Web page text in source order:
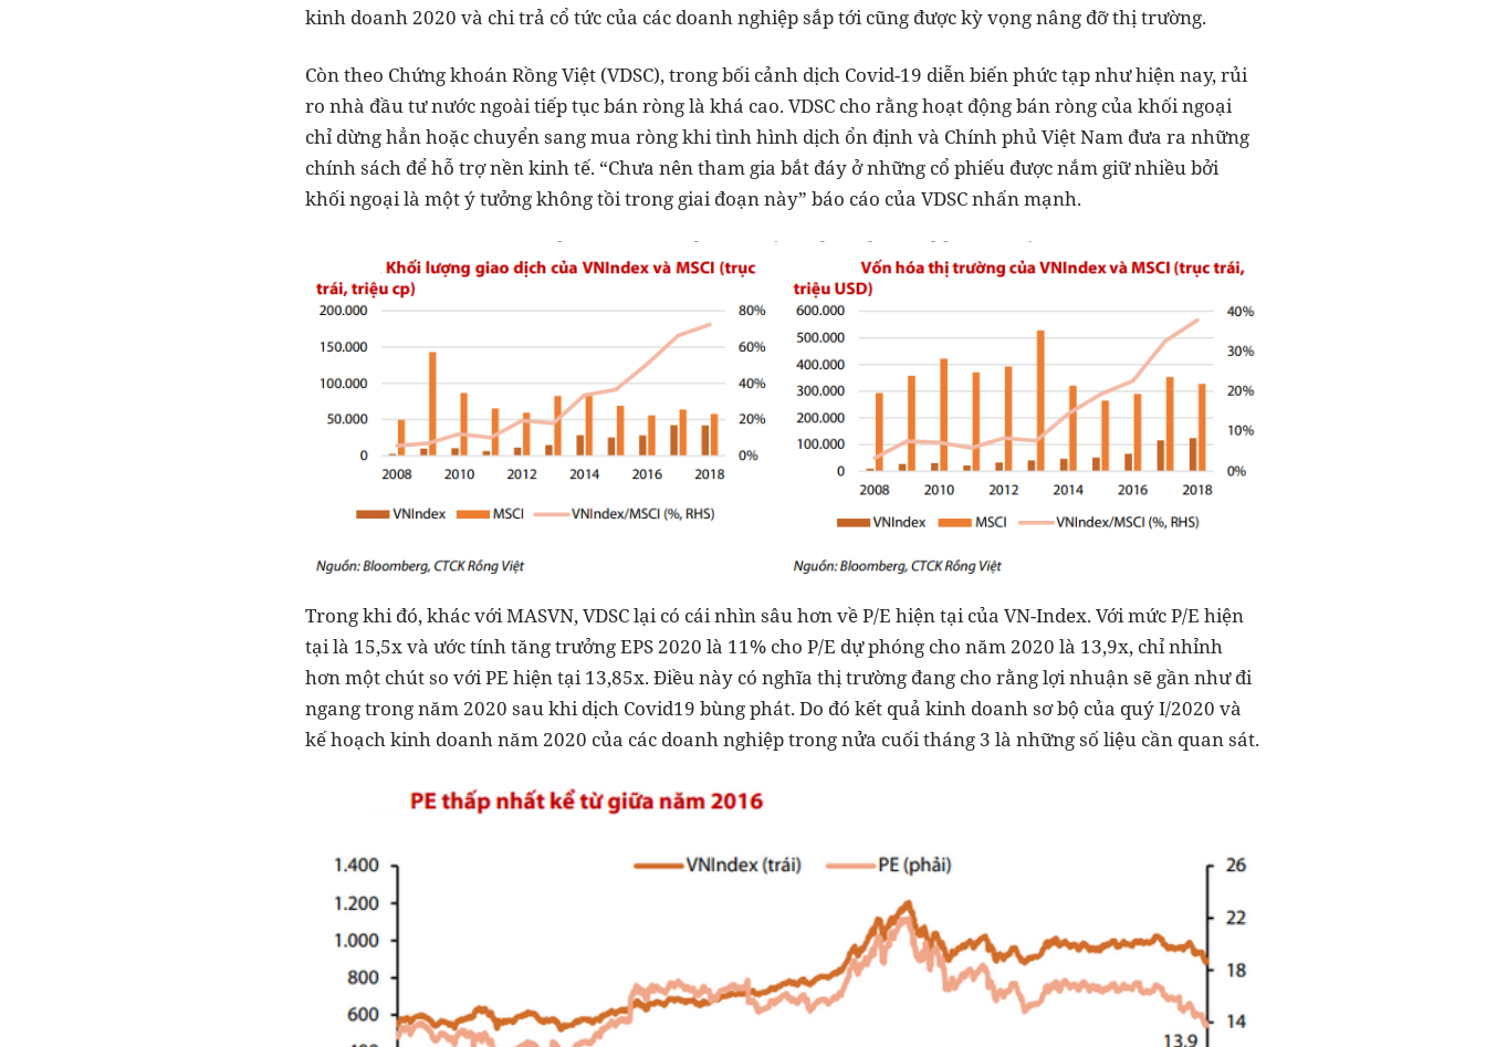
kinh doanh 2020 và chi trả cổ tức của các doanh nghiệp sắp tới cũng được kỳ vọng nâng đỡ thị trường.
Còn theo Chứng khoán Rồng Việt (VDSC), trong bối cảnh dịch Covid-19 diễn biến phức tạp như hiện nay, rủi
ro nhà đầu tư nước ngoài tiếp tục bán ròng là khá cao. VDSC cho rằng hoạt động bán ròng của khối ngoại
chỉ dừng hẳn hoặc chuyển sang mua ròng khi tình hình dịch ổn định và Chính phủ Việt Nam đưa ra những
chính sách để hỗ trợ nền kinh tế. “Chưa nên tham gia bắt đáy ở những cổ phiếu được nắm giữ nhiều bởi
khối ngoại là một ý tưởng không tồi trong giai đoạn này” báo cáo của VDSC nhấn mạnh.
Trong khi đó, khác với MASVN, VDSC lại có cái nhìn sâu hơn về P/E hiện tại của VN-Index. Với mức P/E hiện
tại là 15,5x và ước tính tăng trưởng EPS 2020 là 11% cho P/E dự phóng cho năm 2020 là 13,9x, chỉ nhỉnh
hơn một chút so với PE hiện tại 13,85x. Điều này có nghĩa thị trường đang cho rằng lợi nhuận sẽ gần như đi
ngang trong năm 2020 sau khi dịch Covid19 bùng phát. Do đó kết quả kinh doanh sơ bộ của quý I/2020 và
kế hoạch kinh doanh năm 2020 của các doanh nghiệp trong nửa cuối tháng 3 là những số liệu cần quan sát.